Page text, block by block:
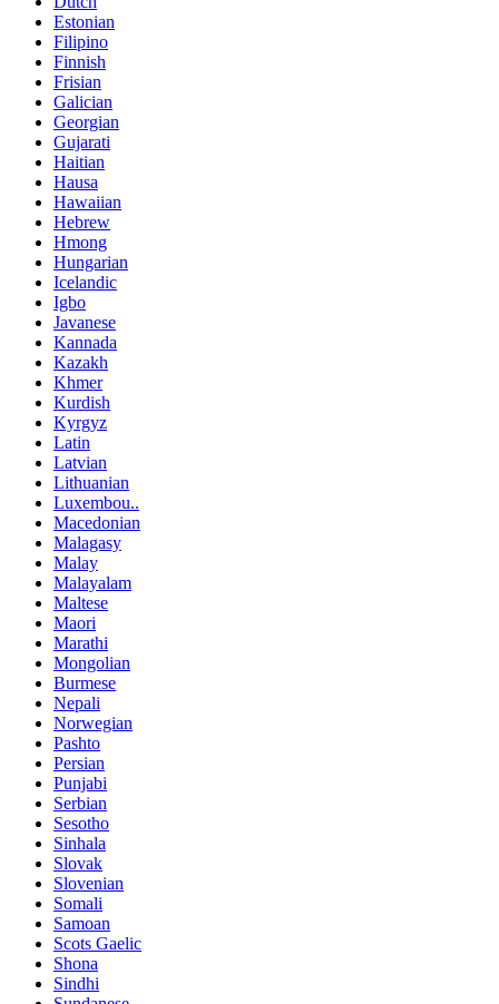
Estonian
Filipino
Finnish
Frisian
Galician
Georgian
Gujarati
Haitian
Hausa
Hawaiian
Hebrew
Hmong
Hungarian
Icelandic
Igbo
Javanese
Kannada
Kazakh
Khmer
Kurdish
Kyrgyz
Latin
Latvian
Lithuanian
Luxembou..
Macedonian
Malagasy
Malay
Malayalam
Maltese
Maori
Marathi
Mongolian
Burmese
Nepali
Norwegian
Pashto
Persian
Punjabi
Serbian
Sesotho
Sinhala
Slovak
Slovenian
Somali
Samoan
Scots Gaelic
Shona
Sindhi